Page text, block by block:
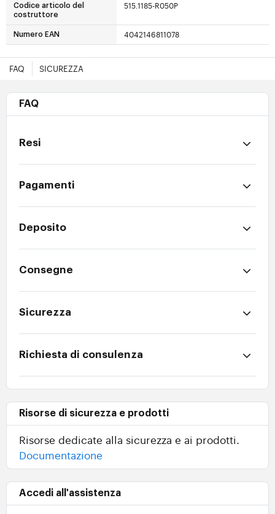
Codice articolo del
costruttore
515.1185-R050P
Numero EAN 4042146811078
FAQ SICUREZZA
FAQ
Resi
Pagamenti
Deposito
Consegne
Sicurezza
Richiesta di consulenza
Risorse di sicurezza e prodotti
Risorse dedicate alla sicurezza e ai prodotti.
Documentazione
Accedi all'assistenza